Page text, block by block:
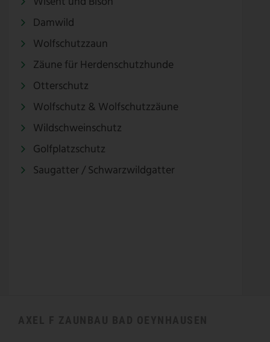
Damwild
Wolfschutzzaun
Zäune für Herdenschutzhunde
Otterschutz
Wolfschutz & Wolfschutzzäune
Wildschweinschutz
Golfplatzschutz
Saugatter / Schwarzwildgatter